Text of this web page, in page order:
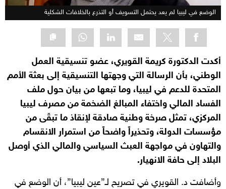
الوضع في ليبيا لم يعد يحتمل التسويف أو التذرع بالخلافات الشكلية
أكدت الدكتورة كريمة القويري، عضو تنسيقية العمل
الوطني، بأن الرسالة التي وجهتها التنسيقية إلى بعثة الأمم
المتحدة للدعم في ليبيا، وما تبعها من بيان حول ملف
الفساد المالي واختفاء المبالغ الضخمة من مصرف ليبيا
المركزي، تمثل صرخة وطنية صادقة لإنقاذ ما تبقّى من
مؤسسات الدولة، وتحذيراً واضحاً من استمرار الانقسام
والتهاون في مواجهة العبث السياسي والمالي الذي أوصل
البلاد إلى حافة الانهيار.
وأضافت د. القويري في تصريح لـ”عين ليبيا”، أن الوضع في